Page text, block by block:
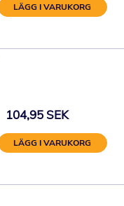
LÄGG I VARUKORG
104,95 SEK
LÄGG I VARUKORG